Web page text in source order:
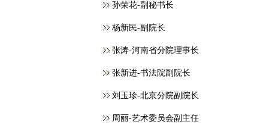
孙荣花-副秘书长
杨新民-副院长
张涛-河南省分院理事长
张新进-书法院副院长
刘玉珍-北京分院副院长
周丽-艺术委员会副主任